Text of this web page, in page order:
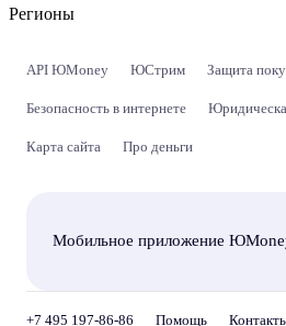
Регионы
API ЮMoney ЮСтрим Защита
Безопасность в интернете
Карта сайта Про деньги
Мобильное приложение
+7 495 197-86-86 Помощь